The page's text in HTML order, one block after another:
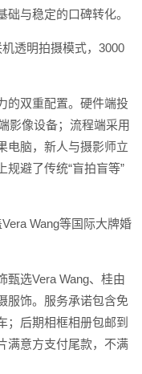
与稳定的口碑转化。
透明拍摄模式，3000
的双重配置。硬件端投
影像设备；流程端采用
电脑，新人与摄影师立
避了传统“盲拍盲等”
Wang等国际大牌婚
甄选Vera Wang、桂由
服饰。服务承诺包含免
；后期相框相册包邮到
满意方支付尾款，不满